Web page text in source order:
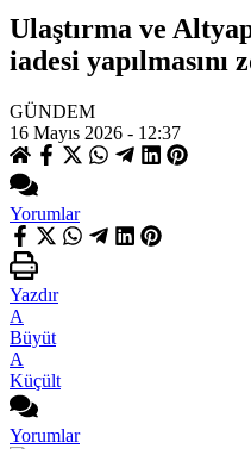
Ulaştırma ve
iadesi
GÜNDEM
16 Mayıs 2026 - 12:37
Yorumlar
Yazdır
A
Büyüt
A
Küçült
Yorumlar